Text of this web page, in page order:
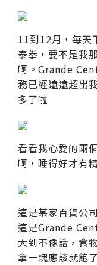
11到12月，每天
泰拳，要不是我
啊。Grande
務已經遠遠超出
多了啦
看看我心愛的兩
啊，睡得好才有
這是某家百貨公
這是Grande
大到不像話，食
拿一塊應該就飽了